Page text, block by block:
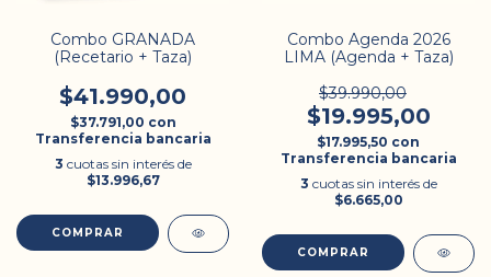
Combo GRANADA
(Recetario + Taza)
$41.990,00
$37.791,00 con
Transferencia bancaria
3 cuotas sin interés de
$13.996,67
Combo Agenda 2026
LIMA (Agenda + Taza)
$39.990,00
$19.995,00
$17.995,50 con
Transferencia bancaria
3 cuotas sin interés de
$6.665,00
COMPRAR